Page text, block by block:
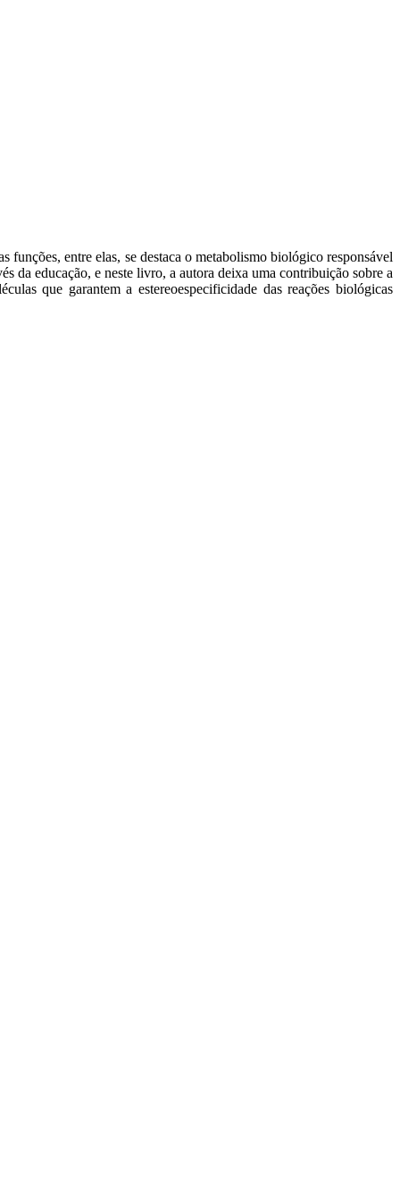
funções, entre elas, se destaca o metabolismo biológico responsável
da educação, e neste livro, a autora deixa uma contribuição sobre a
que garantem a estereoespecificidade das reações biológicas